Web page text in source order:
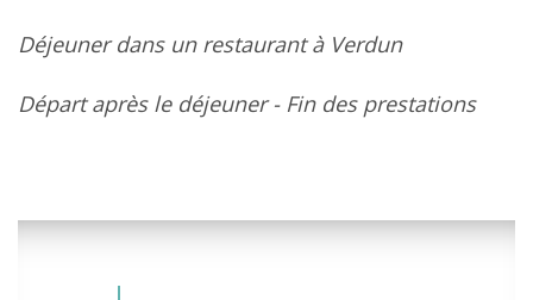
Déjeuner dans un restaurant à Verdun
Départ après le déjeuner - Fin des prestations